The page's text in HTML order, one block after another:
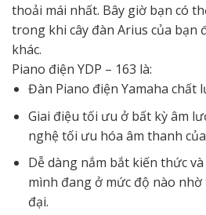
thoải mái nhất. Bây giờ bạn có
trong khi cây đàn Arius của bạn
khác.
Piano điện YDP – 163 là:
Đàn Piano điện Yamaha chất
Giai điệu tối ưu ở bất kỳ âm
nghệ tối ưu hóa âm thanh
Dễ dàng nắm bắt kiến thức
mình đang ở mức độ nào
đại.